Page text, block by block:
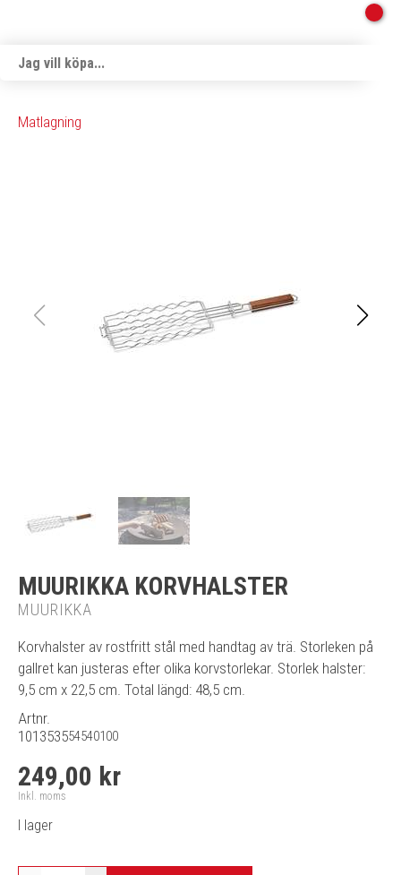
Matlagning
MUURIKKA KORVHALSTER
MUURIKKA
Korvhalster av rostfritt stål med handtag av trä. Storleken på
gallret kan justeras efter olika korvstorlekar. Storlek halster:
9,5 cm x 22,5 cm. Total längd: 48,5 cm.
Artnr.
101353554540100
249,00 kr
Inkl. moms
I lager